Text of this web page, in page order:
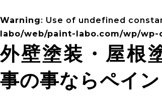
Warning: Use of undefined
labo/web/paint-labo.com/wp/
外壁塗装・屋根
事の事ならペイ